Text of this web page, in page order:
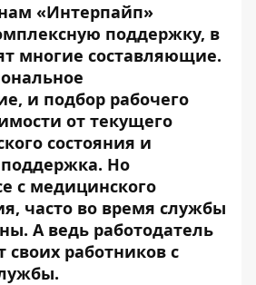
«Интерпайп»
поддержку, в
многие составляющие.
и подбор рабочего
от текущего
состояния и
Но
с медицинского
часто во время службы
А ведь работодатель
работников с